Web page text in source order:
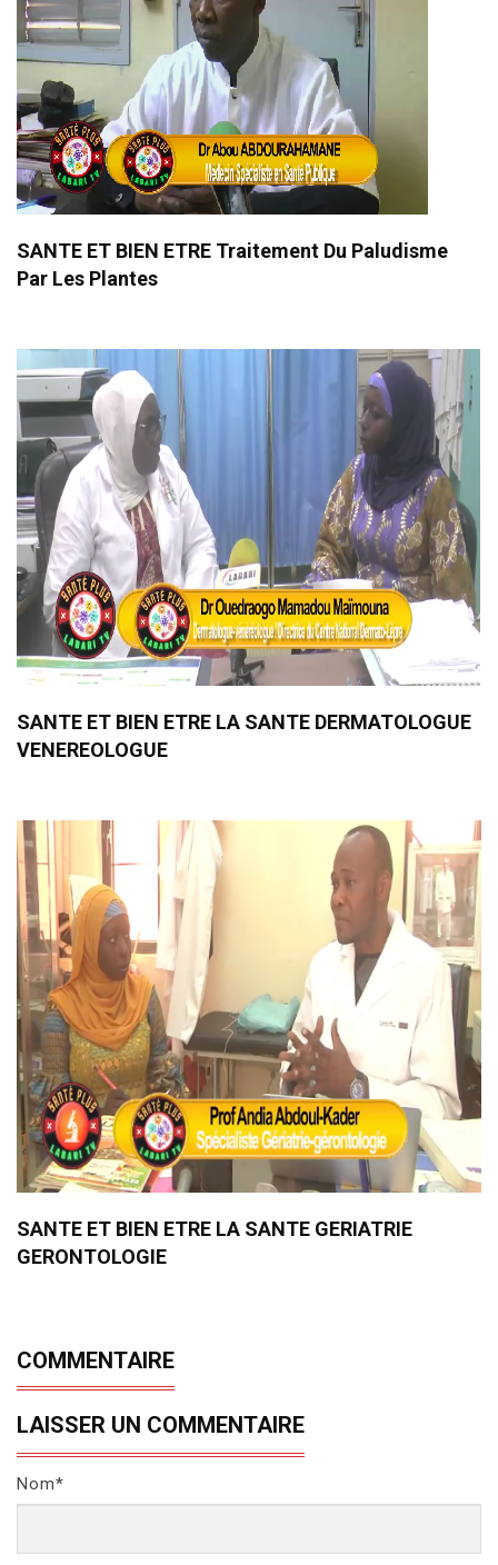
SANTE ET BIEN ETRE Traitement Du Paludisme
Par Les Plantes
SANTE ET BIEN ETRE LA SANTE DERMATOLOGUE
VENEREOLOGUE
SANTE ET BIEN ETRE LA SANTE GERIATRIE
GERONTOLOGIE
COMMENTAIRE
LAISSER UN COMMENTAIRE
Nom*